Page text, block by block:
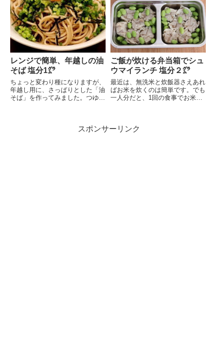
レンジで簡単、年越しの油
そば 塩分1㌘
ちょっと変わり種になりますが、
年越し用に、さっぱりとした「油
そば」を作ってみました。つゆは
ご飯が炊ける弁当箱でシュ
ウマイランチ 塩分２㌘
最近は、無洗米と炊飯器さえあれ
ばお米を炊くのは簡単です。でも
一人分だと、1回の食事でお米の
スポンサーリンク